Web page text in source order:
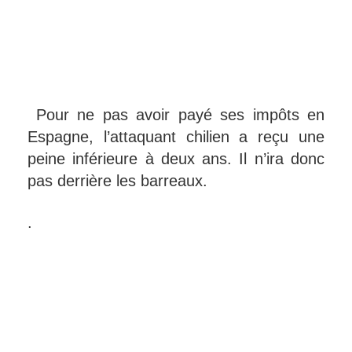
Pour ne pas avoir payé ses impôts en
Espagne, l’attaquant chilien a reçu une
peine inférieure à deux ans. Il n’ira donc
pas derrière les barreaux.
.